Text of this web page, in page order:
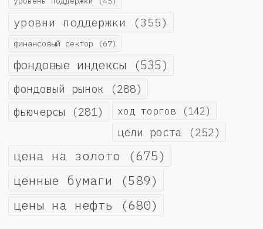
уровни поддержки (355)
финансовый сектор (67)
фондовые индексы (535)
фондовый рынок (288)
фьючерсы (281) ход торгов (142)
цели роста (252)
цена на золото (675)
ценные бумаги (589)
цены на нефть (680)